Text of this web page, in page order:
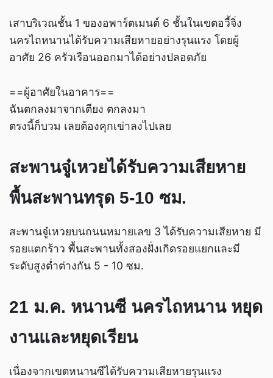
เสาบริเวณชั้น 1 ของอพาร์ตเมนต์ 6 ชั้นในเขตอวี้จิ่ง
นครไถหนานได้รับความเสียหายอย่างรุนแรง โดยผู้
อาศัย 26 ครัวเรือนออกมาได้อย่างปลอดภัย
==ผู้อาศัยในอาคาร==
ฉันตกลงมาจากเตียง ตกลงมา
ตรงนี้ก็บวม เลยต้องคุกเข่าลงไปเลย
สะพานจู๋เหวยได้รับความเสียหาย
พื้นสะพานทรุด 5-10 ซม.
สะพานจู๋เหวยบนถนนหมายเลข 3 ได้รับความเสียหาย มี
รอยแตกร้าว พื้นสะพานทั้งสองฝั่งเกิดรอยแยกและมี
ระดับสูงต่ำต่างกัน 5 - 10 ซม.
21 ม.ค. หนานซี นครไถหนาน หยุด
งานและหยุดเรียน
เนื่องจากเขตหนานซีได้รับความเสียหายรุนแรง